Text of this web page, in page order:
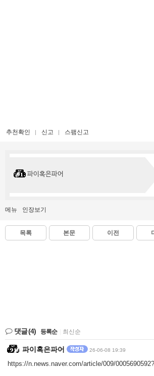
추천확인 신고 스팸신고
파이혹은파어
메뉴 인장보기
목록 본문 이전
댓글(4) 등록순 최신순
파이혹은파어 26-06-08 19:39
https://n.news.naver.com/article/009/